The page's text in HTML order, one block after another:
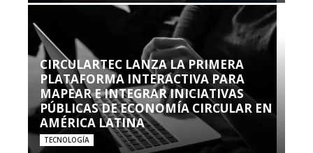
CIRCULARTEC LANZA LA PRIMERA
PLATAFORMA INTERACTIVA PARA
MAPEAR E INTEGRAR INICIATIVAS
PÚBLICAS DE ECONOMÍA CIRCULAR EN
AMÉRICA LATINA
TECNOLOGÍA